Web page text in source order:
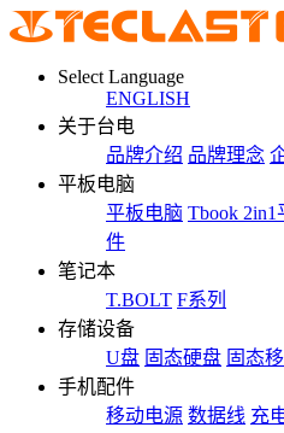
Select Language
ENGLISH
关于台电
品牌介绍 品牌理念
平板电脑
平板电脑 Tbook 2in1
件
笔记本
T.BOLT F系列
存储设备
U盘 固态硬盘 固态
手机配件
移动电源 数据线 充